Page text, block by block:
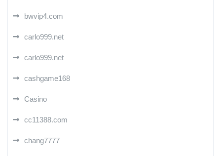
bwvip4.com
carlo999.net
carlo999.net
cashgame168
Casino
cc11388.com
chang7777